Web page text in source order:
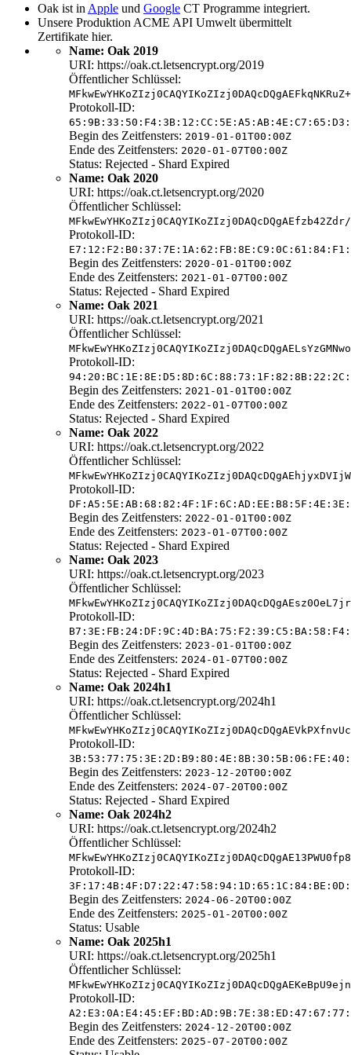
Oak ist in Apple und Google CT Programme integriert.
Unsere Produktion ACME API Umwelt übermittelt
Zertifikate hier.
Name: Oak 2019
URI: https://oak.ct.letsencrypt.org/2019
Öffentlicher Schlüssel:
Protokoll-ID:
Begin des Zeitfensters: 2019-01-01T00:00Z
Ende des Zeitfensters: 2020-01-07T00:00Z
Status: Rejected - Shard Expired
Name: Oak 2020
URI: https://oak.ct.letsencrypt.org/2020
Öffentlicher Schlüssel:
Protokoll-ID:
Begin des Zeitfensters: 2020-01-01T00:00Z
Ende des Zeitfensters: 2021-01-07T00:00Z
Status: Rejected - Shard Expired
Name: Oak 2021
URI: https://oak.ct.letsencrypt.org/2021
Öffentlicher Schlüssel:
Protokoll-ID:
Begin des Zeitfensters: 2021-01-01T00:00Z
Ende des Zeitfensters: 2022-01-07T00:00Z
Status: Rejected - Shard Expired
Name: Oak 2022
URI: https://oak.ct.letsencrypt.org/2022
Öffentlicher Schlüssel:
Protokoll-ID:
Begin des Zeitfensters: 2022-01-01T00:00Z
Ende des Zeitfensters: 2023-01-07T00:00Z
Status: Rejected - Shard Expired
Name: Oak 2023
URI: https://oak.ct.letsencrypt.org/2023
Öffentlicher Schlüssel:
Protokoll-ID:
Begin des Zeitfensters: 2023-01-01T00:00Z
Ende des Zeitfensters: 2024-01-07T00:00Z
Status: Rejected - Shard Expired
Name: Oak 2024h1
URI: https://oak.ct.letsencrypt.org/2024h1
Öffentlicher Schlüssel:
Protokoll-ID:
Begin des Zeitfensters: 2023-12-20T00:00Z
Ende des Zeitfensters: 2024-07-20T00:00Z
Status: Rejected - Shard Expired
Name: Oak 2024h2
URI: https://oak.ct.letsencrypt.org/2024h2
Öffentlicher Schlüssel:
Protokoll-ID:
Begin des Zeitfensters: 2024-06-20T00:00Z
Ende des Zeitfensters: 2025-01-20T00:00Z
Status: Usable
Name: Oak 2025h1
URI: https://oak.ct.letsencrypt.org/2025h1
Öffentlicher Schlüssel:
Protokoll-ID:
Begin des Zeitfensters: 2024-12-20T00:00Z
Ende des Zeitfensters: 2025-07-20T00:00Z